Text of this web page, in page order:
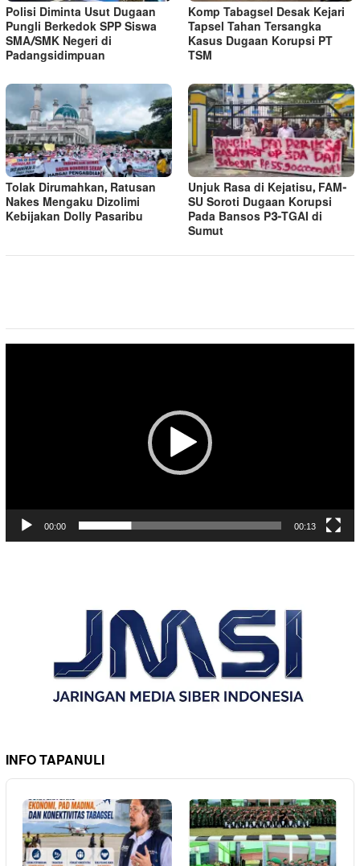
Polisi Diminta Usut Dugaan
Pungli Berkedok SPP Siswa
SMA/SMK Negeri di
Padangsidimpuan
Komp Tabagsel Desak Kejari
Tapsel Tahan Tersangka
Kasus Dugaan Korupsi PT
TSM
Tolak Dirumahkan, Ratusan
Nakes Mengaku Dizolimi
Kebijakan Dolly Pasaribu
Unjuk Rasa di Kejatisu, FAM-
SU Soroti Dugaan Korupsi
Pada Bansos P3-TGAI di
Sumut
00:00 00:13
INFO TAPANULI